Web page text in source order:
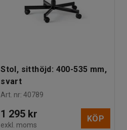
Stol, sitthöjd: 400-535 mm,
svart
Art. nr:40789
1 295 kr
exkl. moms
KÖP